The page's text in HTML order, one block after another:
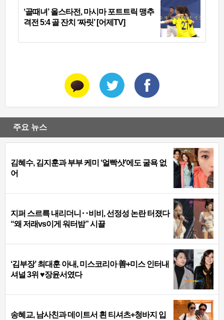
‘골때녀’ 올스타전, 마시마 포트트릭 맹추
격전 5:4 골 잔치 ‘짜릿’ [어제TV]
주요 뉴스
김혜수, 김지훈과 부부 케미 ‘얼빡샷’에도 굴욕 없
어
지퍼 스르륵 내리더니‥비비, 선정성 논란 터졌다
“왜 저래vs이게 워터밤” 시끌
‘김부장’ 최대훈 아내, 미스코리아 善+미스 인터내
셔널 3위 ♥장윤서였다
송혜교, 남사친과 데이트서 흰 티셔츠+청바지 입